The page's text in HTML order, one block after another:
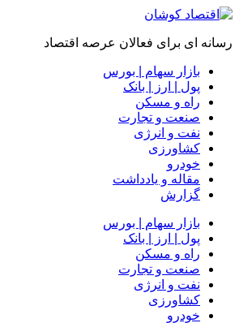
رسانه ای برای فعالان عرصه اقتصاد
بازار سهام | بورس
پول | ارز | بانک
راه و مسکن
صنعت و تجارت
نفت و انرژی
کشاورزی
خودرو
مقاله و یادداشت
گزارش
بازار سهام | بورس
پول | ارز | بانک
راه و مسکن
صنعت و تجارت
نفت و انرژی
کشاورزی
خودرو